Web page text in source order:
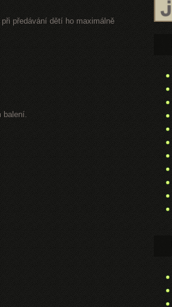
předávání dětí ho maximálně
balení.